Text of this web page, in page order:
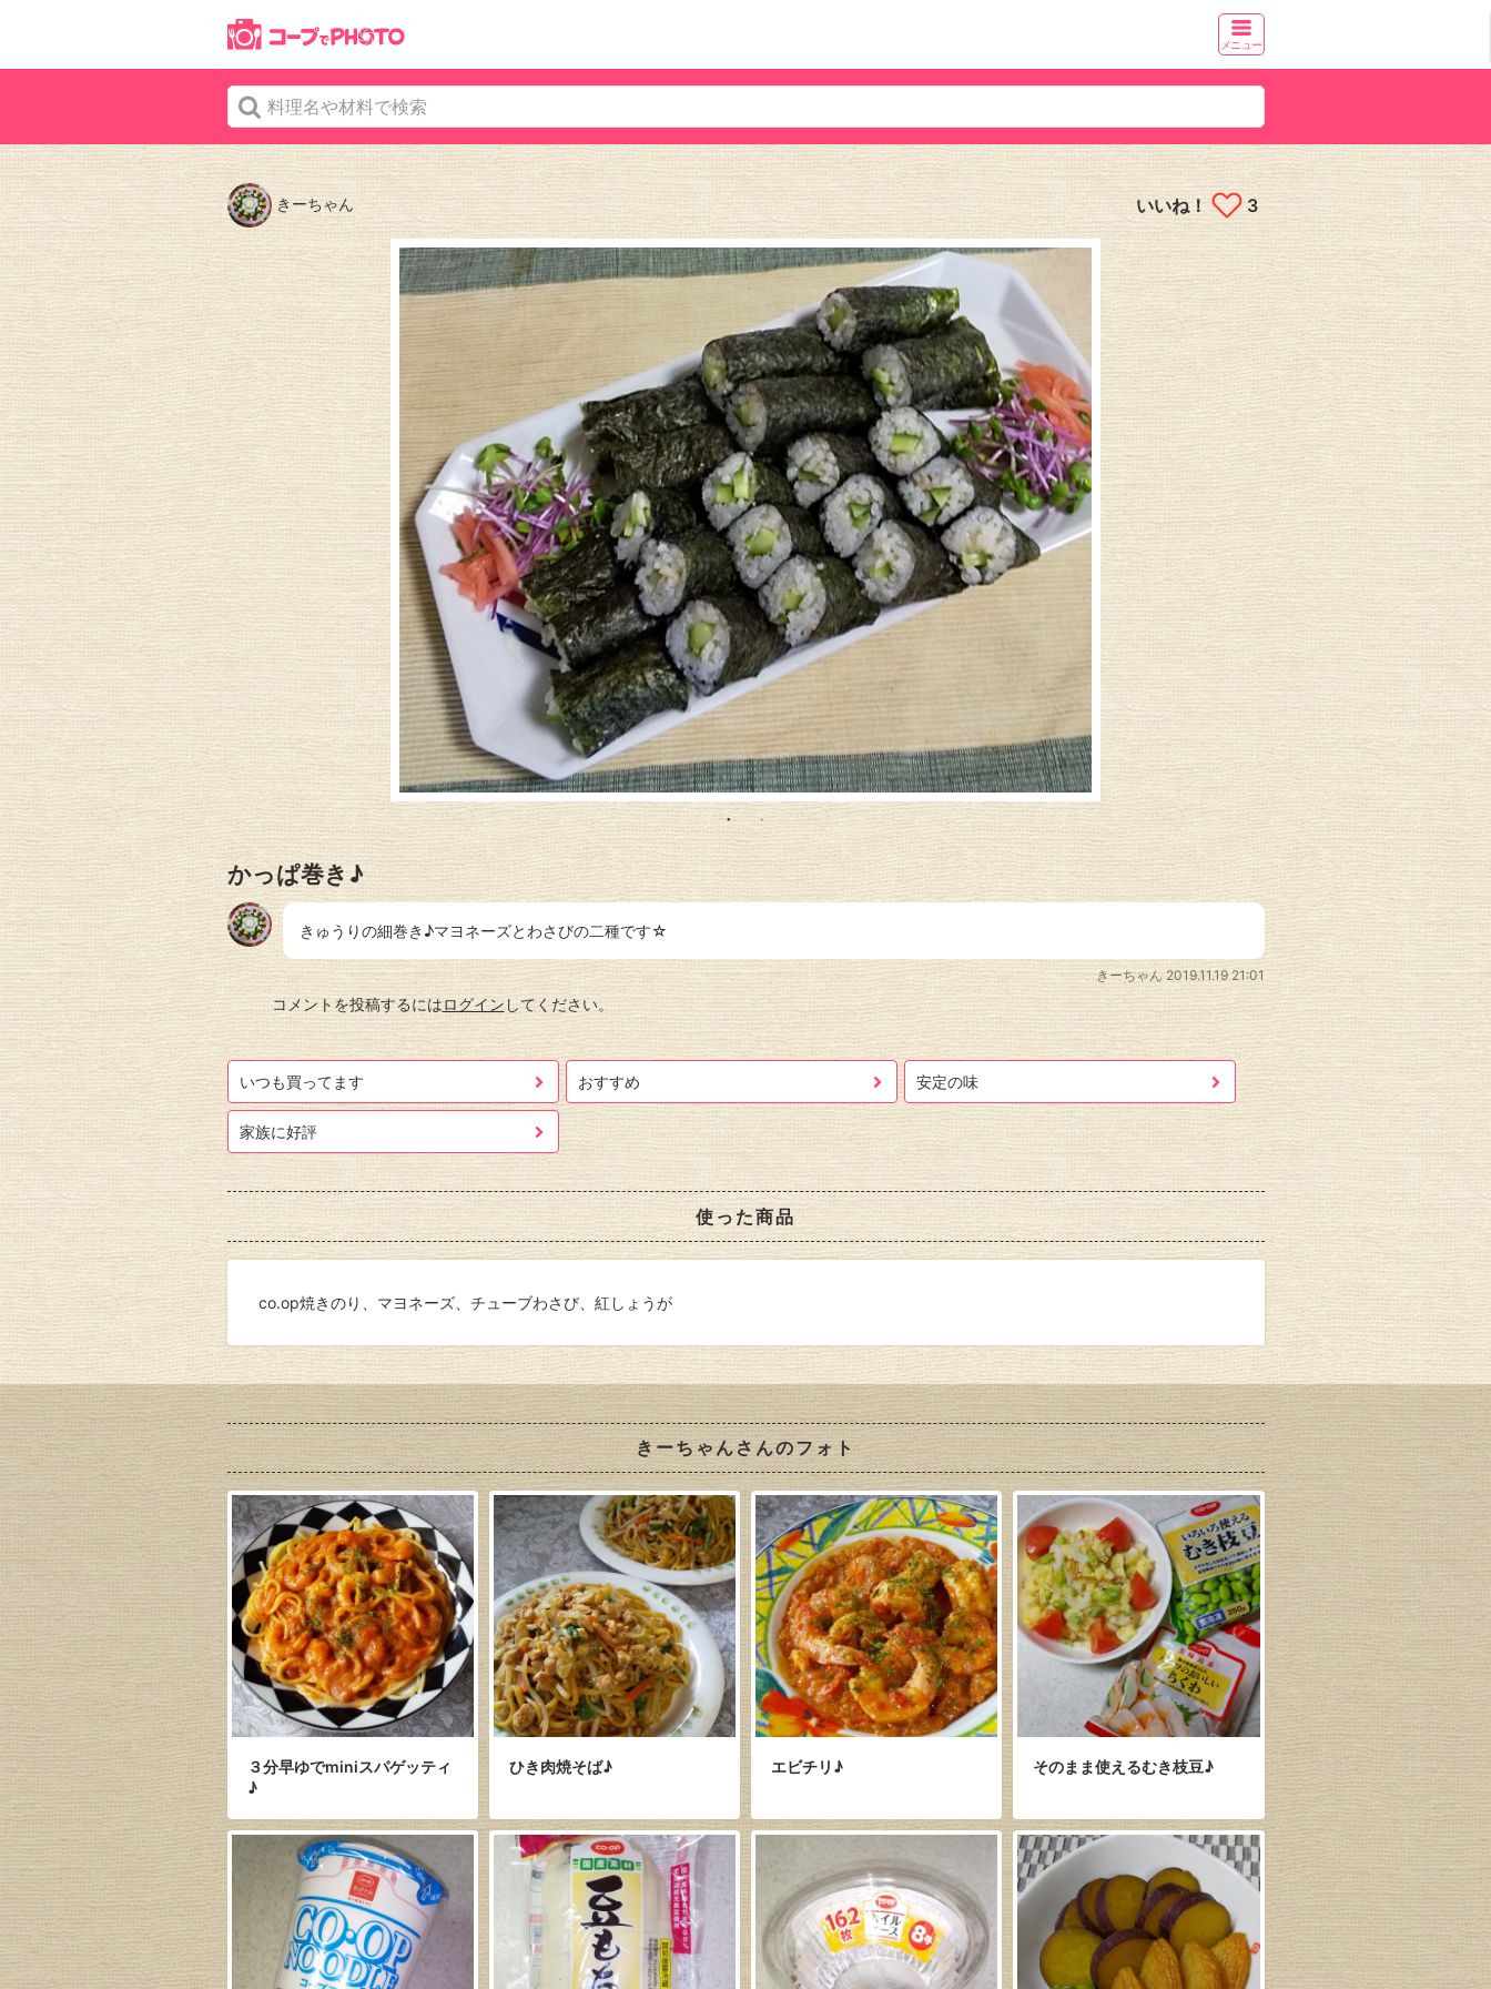
メニュー
きーちゃん いいね！ 3
かっぱ巻き♪
きゅうりの細巻き♪マヨネーズとわさびの二種です☆
きーちゃん 2019.11.19 21:01
コメントを投稿するにはログインしてください。
いつも買ってます おすすめ 安定の味
家族に好評
使った商品
co.op焼きのり、マヨネーズ、チューブわさび、紅しょうが
きーちゃんさんのフォト
３分早ゆでminiスパゲッティ
♪
ひき肉焼そば♪ エビチリ♪ そのまま使えるむき枝豆♪